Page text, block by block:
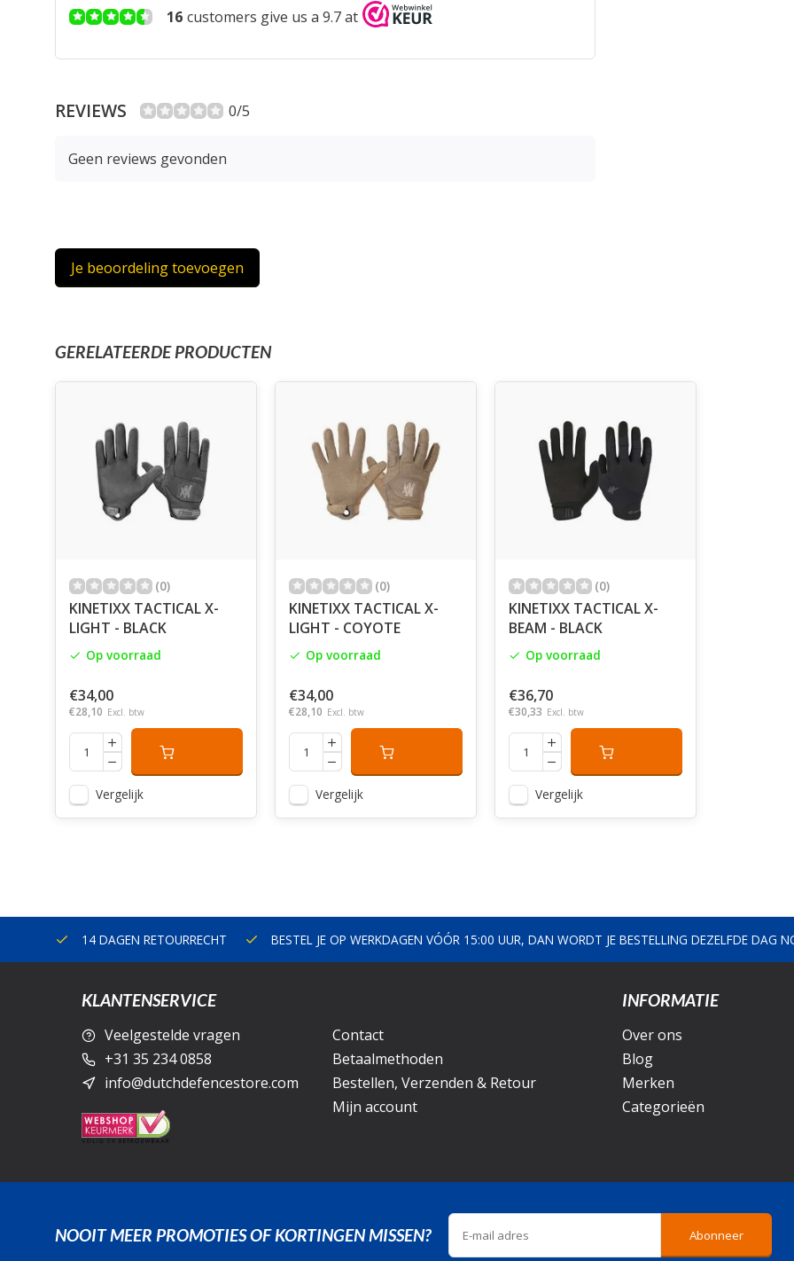
16 customers give us a 9.7 at
REVIEWS 0/5
Geen reviews gevonden
Je beoordeling toevoegen
GERELATEERDE PRODUCTEN
(0)
KINETIXX TACTICAL X-
LIGHT - BLACK
Op voorraad
€34,00
€28,10 Excl. btw
Vergelijk
(0)
KINETIXX TACTICAL X-
LIGHT - COYOTE
Op voorraad
€34,00
€28,10 Excl. btw
Vergelijk
(0)
KINETIXX TACTICAL X-
BEAM - BLACK
Op voorraad
€36,70
€30,33 Excl. btw
Vergelijk
14 DAGEN RETOURRECHT BESTEL JE OP WERKDAGEN VÓÓR 15:00 UUR, DAN WORDT JE BESTELLING DEZELFDE DAG
KLANTENSERVICE
Veelgestelde vragen
+31 35 234 0858
info@dutchdefencestore.com
Contact
Betaalmethoden
Bestellen, Verzenden & Retour
Mijn account
INFORMATIE
Over ons
Blog
Merken
Categorieën
NOOIT MEER PROMOTIES OF KORTINGEN MISSEN? Abonneer